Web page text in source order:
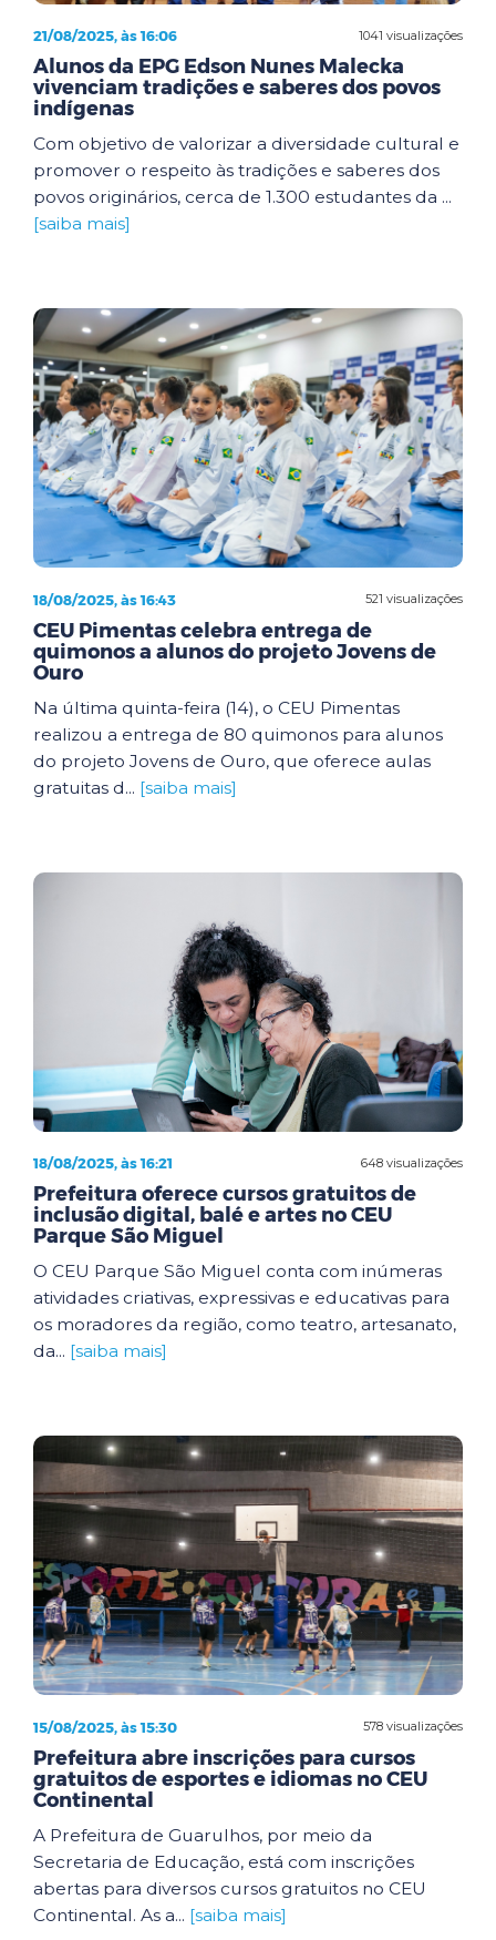
1041 visualizações
21/08/2025, às 16:06
Alunos da EPG Edson Nunes Malecka
vivenciam tradições e saberes dos povos
indígenas
Com objetivo de valorizar a diversidade cultural e
promover o respeito às tradições e saberes dos
povos originários, cerca de 1.300 estudantes da ...
[saiba mais]
521 visualizações
18/08/2025, às 16:43
CEU Pimentas celebra entrega de
quimonos a alunos do projeto Jovens de
Ouro
Na última quinta-feira (14), o CEU Pimentas
realizou a entrega de 80 quimonos para alunos
do projeto Jovens de Ouro, que oferece aulas
gratuitas d... [saiba mais]
648 visualizações
18/08/2025, às 16:21
Prefeitura oferece cursos gratuitos de
inclusão digital, balé e artes no CEU
Parque São Miguel
O CEU Parque São Miguel conta com inúmeras
atividades criativas, expressivas e educativas para
os moradores da região, como teatro, artesanato,
da... [saiba mais]
578 visualizações
15/08/2025, às 15:30
Prefeitura abre inscrições para cursos
gratuitos de esportes e idiomas no CEU
Continental
A Prefeitura de Guarulhos, por meio da
Secretaria de Educação, está com inscrições
abertas para diversos cursos gratuitos no CEU
Continental. As a... [saiba mais]